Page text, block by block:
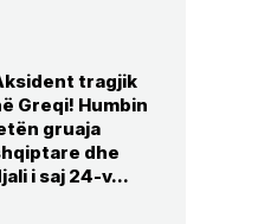
tragjik
Greqi! Humbin
gruaja
dhe
i saj 24-v...